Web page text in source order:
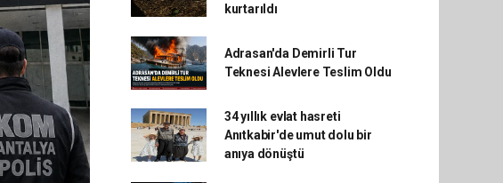
kurtarıldı
Adrasan'da Demirli Tur
Teknesi Alevlere Teslim Oldu
34 yıllık evlat hasreti
Anıtkabir'de umut dolu bir
anıya dönüştü